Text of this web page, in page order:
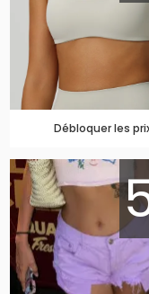
Débloquer les